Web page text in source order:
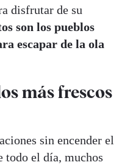
disfrutar de su
son los pueblos
escapar de la ola
más frescos
sin encender el
todo el día, muchos